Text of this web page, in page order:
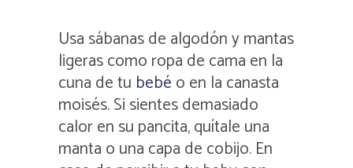
Usa sábanas de algodón y mantas
ligeras como ropa de cama en la
cuna de tu bebé o en la canasta
moisés. Si sientes demasiado
calor en su pancita, quítale una
manta o una capa de cobijo. En